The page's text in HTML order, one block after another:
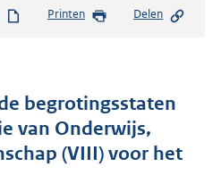
s
s
g
r
Printen Delen
begrotingsstaten
van Onderwijs,
(VIII) voor het